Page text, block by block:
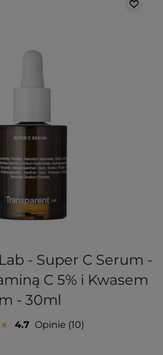
- Super C Serum -
C 5% i Kwasem
- 30ml
4.7 Opinie 10